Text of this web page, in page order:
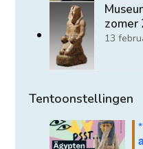
zomer
13
Tentoonstellingen